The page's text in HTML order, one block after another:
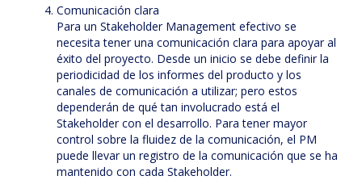
Comunicación clara
Para un Stakeholder Management efectivo se
necesita tener una comunicación clara para apoyar al
éxito del proyecto. Desde un inicio se debe definir la
periodicidad de los informes del producto y los
canales de comunicación a utilizar; pero estos
dependerán de qué tan involucrado está el
Stakeholder con el desarrollo. Para tener mayor
control sobre la fluidez de la comunicación, el PM
puede llevar un registro de la comunicación que se ha
mantenido con cada Stakeholder.